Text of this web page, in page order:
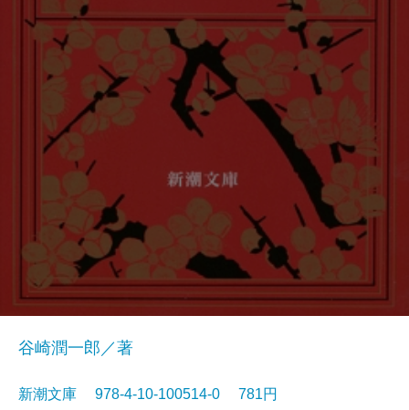
谷崎潤一郎／著
新潮文庫 978-4-10-100514-0 781円